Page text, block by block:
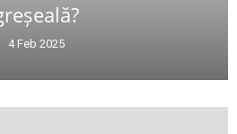
4 Feb 2025